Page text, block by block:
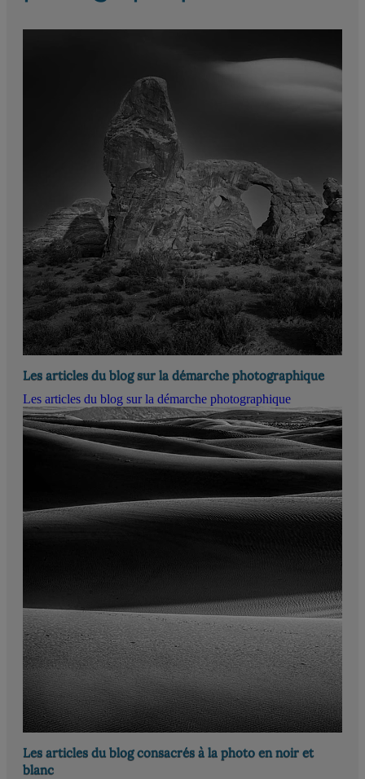
Les articles du blog sur la démarche photographique
Les articles du blog sur la démarche photographique
Les articles du blog consacrés à la photo en noir et
blanc